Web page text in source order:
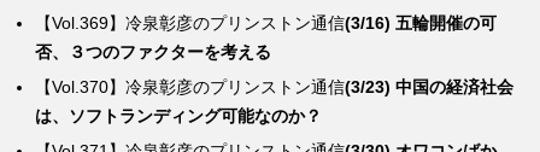
【Vol.370】冷泉彰彦のプリンストン通信(3/23) 中国の経済社会
は、ソフトランディング可能なのか？
【Vol.369】冷泉彰彦のプリンストン通信(3/16) 五輪開催の可
否、３つのファクターを考える